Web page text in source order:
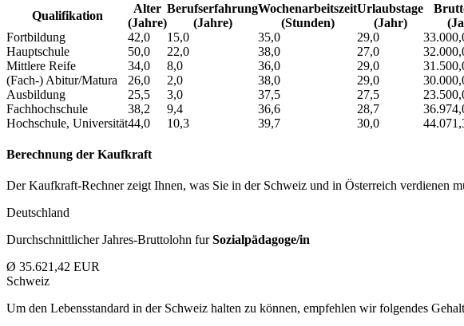
Qualifikation
Alter
(Jahre)
Berufs­erfahrung
(Jahre)
Wochen­arbeitszeit
(Stunden)
Urlaubs­tage
(Jahr)
Fortbildung
42,0 15,0 35,0 29,0
Hauptschule
50,0 22,0 38,0 27,0
Mittlere Reife
34,0 8,0 36,0 29,0
(Fach-) Abitur/Matura
26,0 2,0 38,0 29,0
Ausbildung
25,5 3,0 37,5 27,5
Fachhochschule
38,2 9,4 36,6 28,7
Hochschule, Universität44,0 10,3 39,7 30,0
Berechnung der Kaufkraft
Der Kaufkraft-Rechner zeigt Ihnen, was Sie in der Schweiz und in Österreich verdienen
Deutschland
Durchschnittlicher Jahres-Bruttolohn furSozialpädagoge/in
Ø 35.621,42 EUR
Schweiz
Um den Lebensstandard in der Schweiz halten zu können, empfehlen wir folgendes